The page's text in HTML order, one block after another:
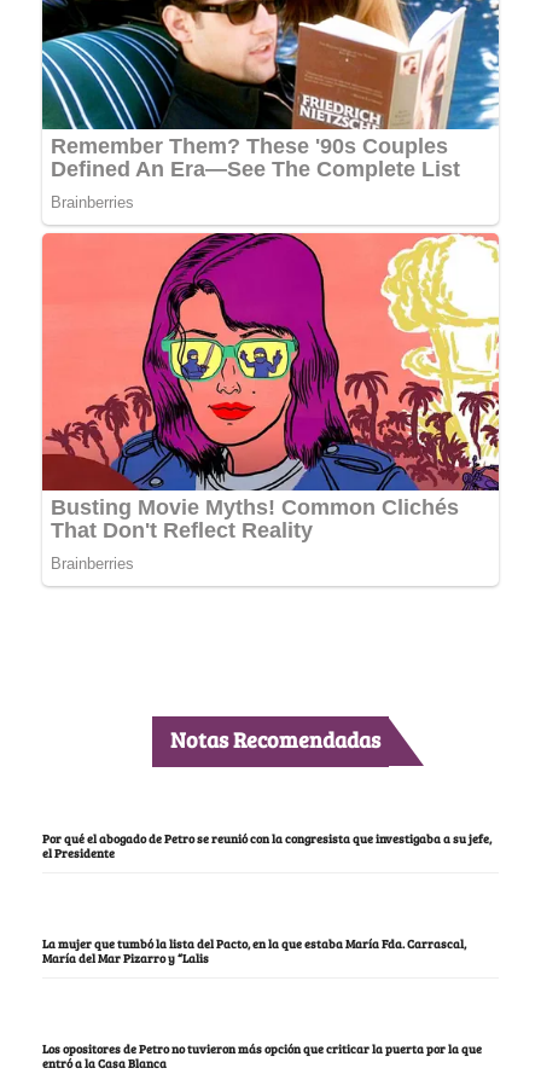
Notas Recomendadas
Por qué el abogado de Petro se reunió con la congresista que investigaba a su jefe,
el Presidente
La mujer que tumbó la lista del Pacto, en la que estaba María Fda. Carrascal,
María del Mar Pizarro y “Lalis
Los opositores de Petro no tuvieron más opción que criticar la puerta por la que
entró a la Casa Blanca